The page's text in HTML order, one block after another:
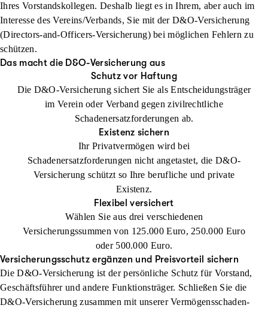
Ihres Vorstandskollegen. Deshalb liegt es in Ihrem, aber auch im
Interesse des Vereins/Verbands, Sie mit der D&O-Versicherung
(Directors-and-Officers-Versicherung) bei möglichen Fehlern zu
schützen.
Das macht die D&O-Versicherung aus
Schutz vor Haftung
Die D&O-Versicherung sichert Sie als Entscheidungsträger
im Verein oder Verband gegen zivilrechtliche
Schadenersatzforderungen ab.
Existenz sichern
Ihr Privatvermögen wird bei
Schadenersatzforderungen nicht angetastet, die D&O-
Versicherung schützt so Ihre berufliche und private
Existenz.
Flexibel versichert
Wählen Sie aus drei verschiedenen
Versicherungssummen von 125.000 Euro, 250.000 Euro
oder 500.000 Euro.
Versicherungsschutz ergänzen und Preisvorteil sichern
Die D&O-Versicherung ist der persönliche Schutz für Vorstand,
Geschäftsführer und andere Funktionsträger. Schließen Sie die
D&O-Versicherung zusammen mit unserer Vermögensschaden­